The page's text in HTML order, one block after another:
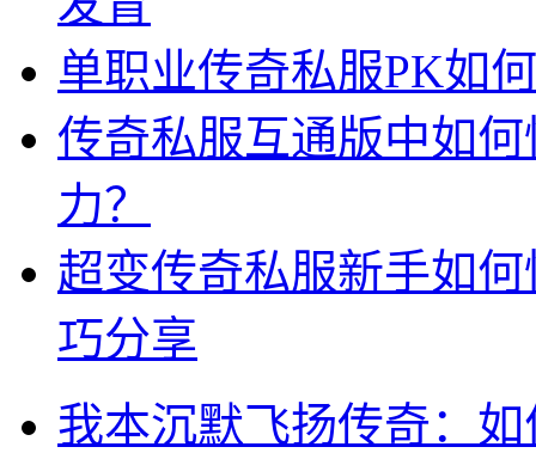
单职业传奇私服PK如
传奇私服互通版中如
力？
超变传奇私服新手如
巧分享
我本沉默飞扬传奇：